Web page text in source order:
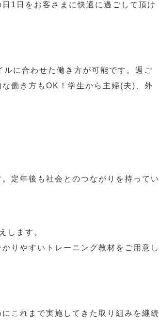
1日をお客さまに快適に過ごして頂け
に合わせた働き方が可能です。週ご
働き方もOK！学生から主婦(夫)、外
定年後も社会とのつながりを持ってい
します。
りやすいトレーニング教材をご用意し
これまで実施してきた取り組みを継続